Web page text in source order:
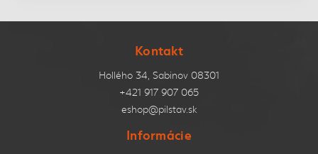
Kontakt
Hollého 34, Sabinov 08301
+421 917 907 065
eshop@pilstav.sk
Informácie